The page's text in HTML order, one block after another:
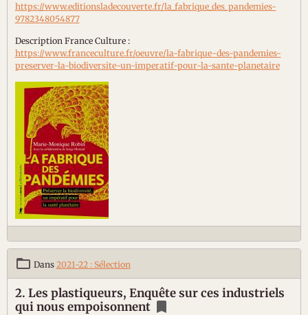
https://www.editionsladecouverte.fr/la_fabrique_des_pandemies-
9782348054877
Description France Culture :
https://www.franceculture.fr/oeuvre/la-fabrique-des-pandemies-
preserver-la-biodiversite-un-imperatif-pour-la-sante-planetaire
Dans 2021-22 : Sélection
2. Les plastiqueurs, Enquête sur ces industriels
qui nous empoisonnent